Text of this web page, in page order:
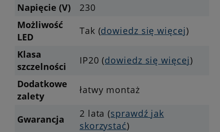
Napięcie (V)
230
Możliwość
LED
Tak (dowiedz się więcej)
Klasa
szczelności
IP20 (dowiedz się więcej)
Dodatkowe
zalety
łatwy montaż
Gwarancja 2 lata (sprawdź jak
skorzystać)